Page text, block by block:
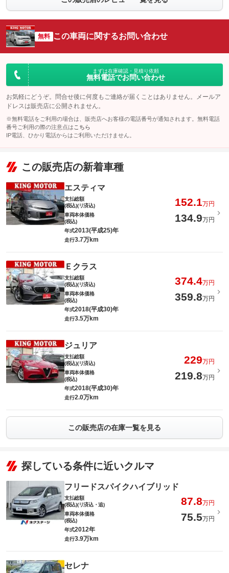
無料 この車両に関するお問い合わせ
まずは在庫確認・見積り依頼
無料電話でお問い合わせ
お気軽にどうぞ。問合せ後に何度もご連絡が届くことはありません。メールア
ドレスは販売店に公開されません。
※無料電話をご利用の場合は、販売店へお客様の電話番号が通知されます。無料電話
番号ご利用の際の注意点は こちら
IP電話、ひかり電話からはご利用いただけません。
この販売店の新着車種
エスティマ
支払総額
(税込)(リ済込)
152.1万円
車両本体価格
(税込)
134.9万円
年式2013(平成25)年
走行3.7万km
Ｅクラス
支払総額
(税込)(リ済込)
374.4万円
車両本体価格
(税込)
359.8万円
年式2018(平成30)年
走行3.5万km
ジュリア
支払総額
(税込)(リ済込)
229万円
車両本体価格
(税込)
219.8万円
年式2018(平成30)年
走行2.0万km
この販売店の在庫一覧を見る
探している条件に近いクルマ
フリードスパイクハイブリッド
支払総額
(税込)(リ済込・追)
87.8万円
車両本体価格
(税込)
75.5万円
年式2012年
走行3.9万km
セレナ